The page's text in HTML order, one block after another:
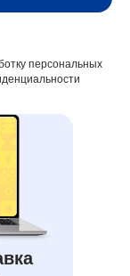
персональных